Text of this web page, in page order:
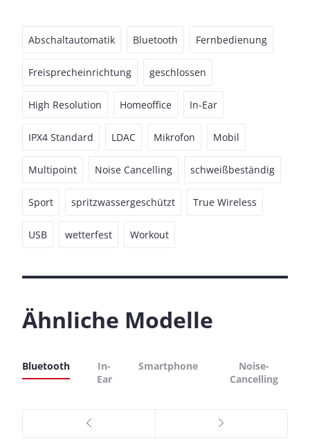
Abschaltautomatik Bluetooth Fernbedienung
Freisprecheinrichtung geschlossen
High Resolution Homeoffice In-Ear
IPX4 Standard LDAC Mikrofon Mobil
Multipoint Noise Cancelling schweißbeständig
Sport spritzwassergeschützt True Wireless
USB wetterfest Workout
Ähnliche Modelle
Bluetooth
In-
Ear
Smartphone
Noise-
Cancelling